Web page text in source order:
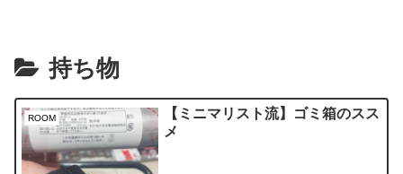
持ち物
ROOM
【ミニマリスト流】ゴミ箱のスス
メ